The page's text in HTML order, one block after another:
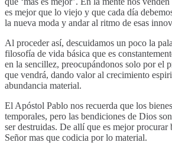
es mejor que lo viejo y que cada día
la nueva moda y andar al ritmo de esas
Al proceder así, descuidamos un poco la
filosofía de vida básica que es
en la sencillez, preocupándonos solo por el
que vendrá, dando valor al crecimiento
abundancia material.
El Apóstol Pablo nos recuerda que los
temporales, pero las bendiciones de Dios
ser destruidas. De allí que es mejor procurar
Señor mas que codicia por lo material.